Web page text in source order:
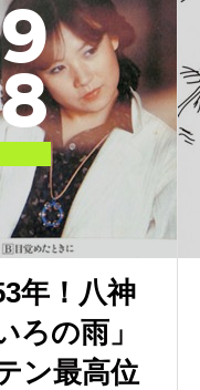
9
8
年！八神
ろの雨」
ン最高位